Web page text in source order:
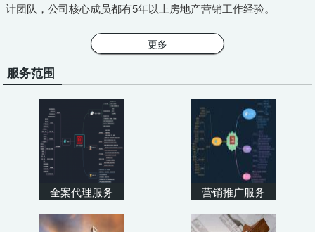
计团队，公司核心成员都有5年以上房地产营销工作经验。
更多
服务范围
全案代理服务 营销推广服务